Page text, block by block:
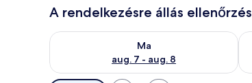
A rendelkezésre állás
Ma
aug. 7 - aug. 8
A ma esti rendelkezésre állás ellenőrzése:
A